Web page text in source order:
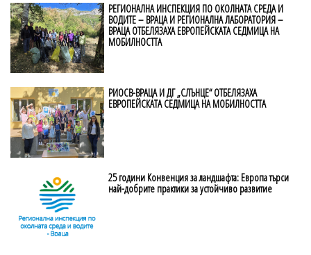
РЕГИОНАЛНА ИНСПЕКЦИЯ ПО ОКОЛНАТА СРЕДА И
ВОДИТЕ – ВРАЦА И РЕГИОНАЛНА ЛАБОРАТОРИЯ –
ВРАЦА ОТБЕЛЯЗАХА ЕВРОПЕЙСКАТА СЕДМИЦА НА
МОБИЛНОСТТА
РИОСВ-ВРАЦА И ДГ „СЛЪНЦЕ“ ОТБЕЛЯЗАХА
ЕВРОПЕЙСКАТА СЕДМИЦА НА МОБИЛНОСТТА
25 години Конвенция за ландшафта: Европа търси
най-добрите практики за устойчиво развитие